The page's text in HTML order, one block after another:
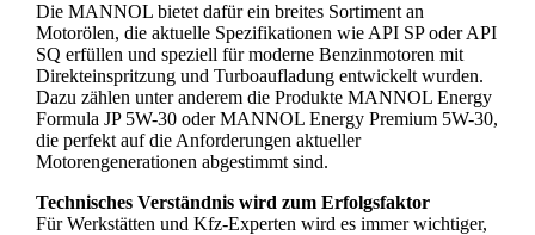
Die MANNOL bietet dafür ein breites Sortiment an
Motorölen, die aktuelle Spezifikationen wie API SP oder API
SQ erfüllen und speziell für moderne Benzinmotoren mit
Direkteinspritzung und Turboaufladung entwickelt wurden.
Dazu zählen unter anderem die Produkte MANNOL Energy
Formula JP 5W-30 oder MANNOL Energy Premium 5W-30,
die perfekt auf die Anforderungen aktueller
Motorengenerationen abgestimmt sind.
Technisches Verständnis wird zum Erfolgsfaktor
Für Werkstätten und Kfz-Experten wird es immer wichtiger,